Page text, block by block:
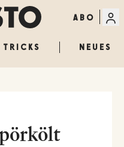
ABO
NEUES